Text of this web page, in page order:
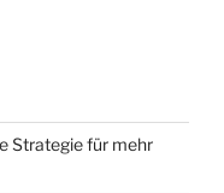
Strategie für mehr